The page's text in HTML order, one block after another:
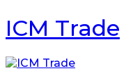
ICM Trade